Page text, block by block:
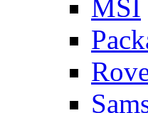
MSI